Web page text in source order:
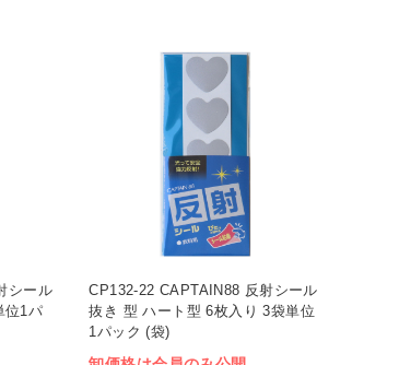
シール
位1パ
CP132-22 CAPTAIN88 反射シール
抜き 型 ハート型 6枚入り 3袋単位
1パック (袋)